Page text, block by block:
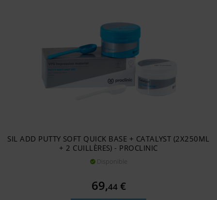
SIL ADD PUTTY SOFT QUICK BASE + CATALYST (2X250ML
+ 2 CUILLÈRES) - PROCLINIC
 Disponible
Prix
69,44 €